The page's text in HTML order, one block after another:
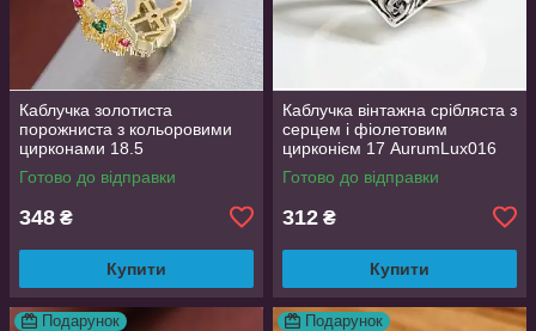
Каблучка золотиста
порожниста з кольоровими
цирконами 18.5
AurumLux018
Готово до відправки
348 ₴
Купити
Каблучка вінтажна срібляста з
серцем і фіолетовим
цирконієм 17 AurumLux016
Готово до відправки
312 ₴
Купити
Подарунок Подарунок